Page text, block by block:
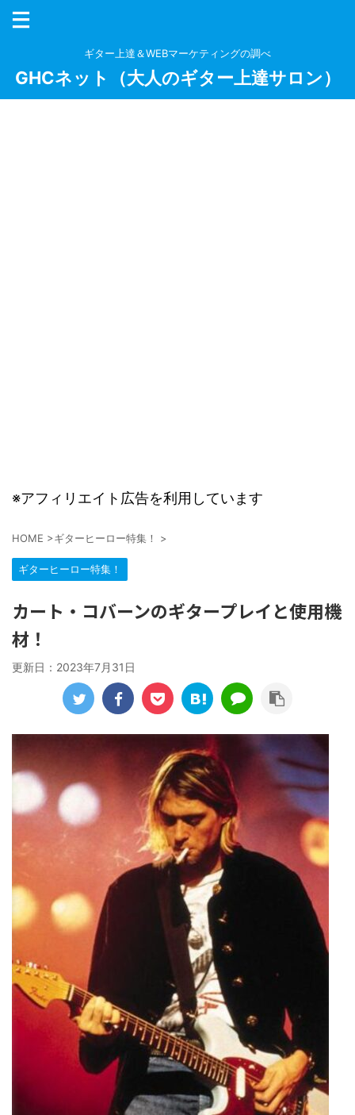
ギター上達＆WEBマーケティングの調べ
GHCネット（大人のギター上達サロン）
※アフィリエイト広告を利用しています
HOME >ギターヒーロー特集！ >
ギターヒーロー特集！
カート・コバーンのギタープレイと使用機
材！
更新日： 2023年7月31日